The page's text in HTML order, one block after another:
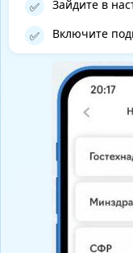
✅ Зайдите в
✅ Включите